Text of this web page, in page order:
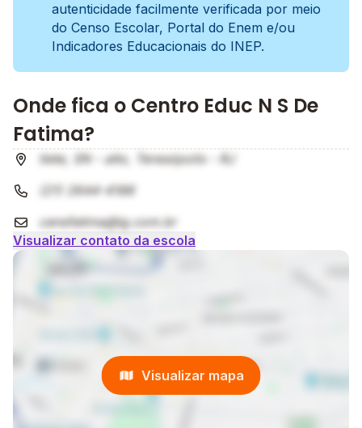
autenticidade facilmente verificada por meio
do Censo Escolar, Portal do Enem e/ou
Indicadores Educacionais do INEP.
Onde fica o Centro Educ N S De
Fatima?
tiete, SN - alto, Teresópolis - RJ
(21) 2644-4188
censfatima@ig.com.br
Visualizar contato da escola
Visualizar mapa